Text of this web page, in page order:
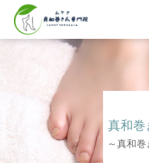
真和巻
～真和
HOME
巻き爪ご案内
料金表